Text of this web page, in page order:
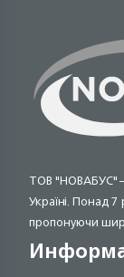
ТОВ "НОВАБУС" –
Україні. Понад
пропонуючи